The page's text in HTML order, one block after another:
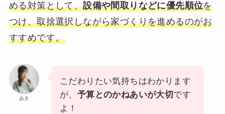
める対策として、設備や間取りなどに優先順位を
つけ、取捨選択しながら家づくりを進めるのがお
すすめです。
あき
こだわりたい気持ちはわかります
が、 予算とのかねあいが大切 です
よ！